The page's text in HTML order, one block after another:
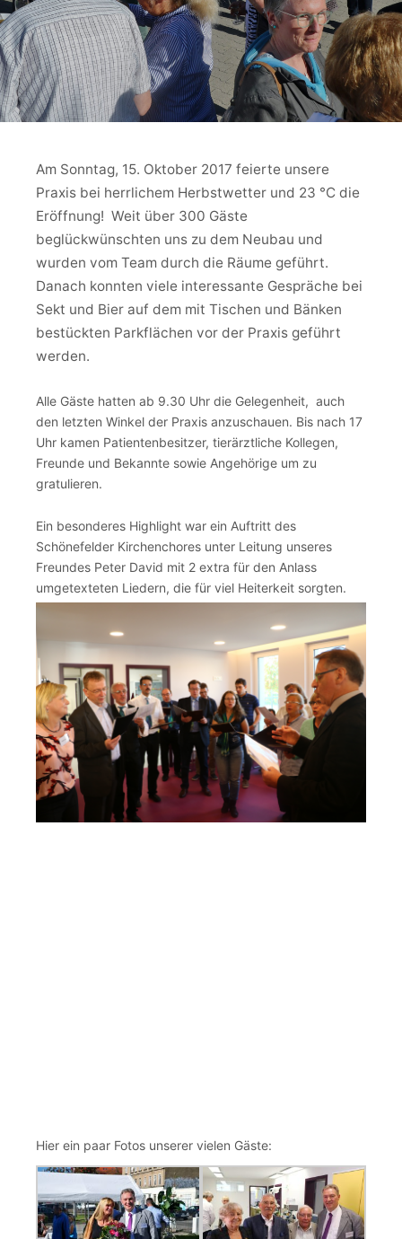
Am Sonntag, 15. Oktober 2017 feierte unsere
Praxis bei herrlichem Herbstwetter und 23 °C die
Eröffnung! Weit über 300 Gäste
beglückwünschten uns zu dem Neubau und
wurden vom Team durch die Räume geführt.
Danach konnten viele interessante Gespräche bei
Sekt und Bier auf dem mit Tischen und Bänken
bestückten Parkflächen vor der Praxis geführt
werden.
Alle Gäste hatten ab 9.30 Uhr die Gelegenheit, auch
den letzten Winkel der Praxis anzuschauen. Bis nach 17
Uhr kamen Patientenbesitzer, tierärztliche Kollegen,
Freunde und Bekannte sowie Angehörige um zu
gratulieren.
Ein besonderes Highlight war ein Auftritt des
Schönefelder Kirchenchores unter Leitung unseres
Freundes Peter David mit 2 extra für den Anlass
umgetexteten Liedern, die für viel Heiterkeit sorgten.
Hier ein paar Fotos unserer vielen Gäste: